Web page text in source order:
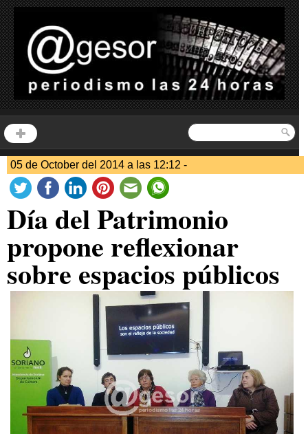
05 de October del 2014 a las 12:12 -
Día del Patrimonio
propone reflexionar
sobre espacios públicos